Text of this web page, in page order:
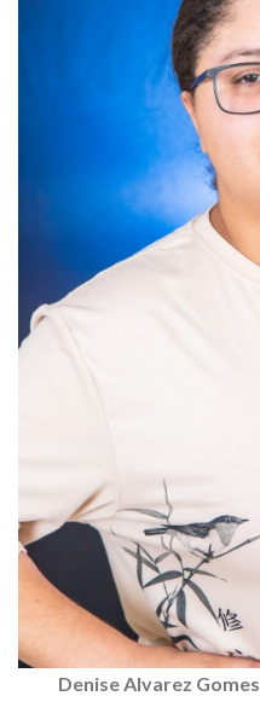
Denise Alvarez Gomes